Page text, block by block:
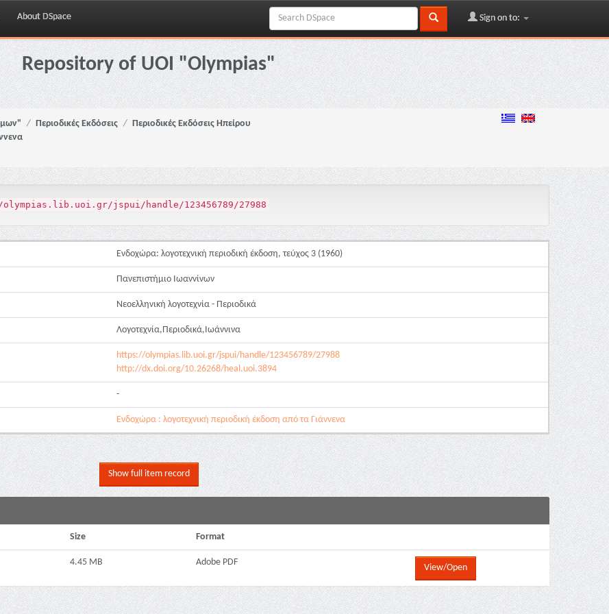
About DSpace Sign on to:
Repository of UOI "Olympias"
Περιοδικές Εκδόσεις
Περιοδικές Εκδόσεις Ηπείρου
jspui/handle/123456789/27988
Ενδοχώρα: λογοτεχνική περιοδική έκδοση, τεύχος 3 (1960)
Πανεπιστήμιο Ιωαννίνων
Νεοελληνική λογοτεχνία - Περιοδικά
Λογοτεχνία,Περιοδικά,Ιωάννινα
https://olympias.lib.uoi.gr/jspui/handle/123456789/27988
http://dx.doi.org/10.26268/heal.uoi.3894
-
Ενδοχώρα : λογοτεχνική περιοδική έκδοση από τα Γιάννενα
Show full item record
Size Format
4.45 MB Adobe PDF
View/Open